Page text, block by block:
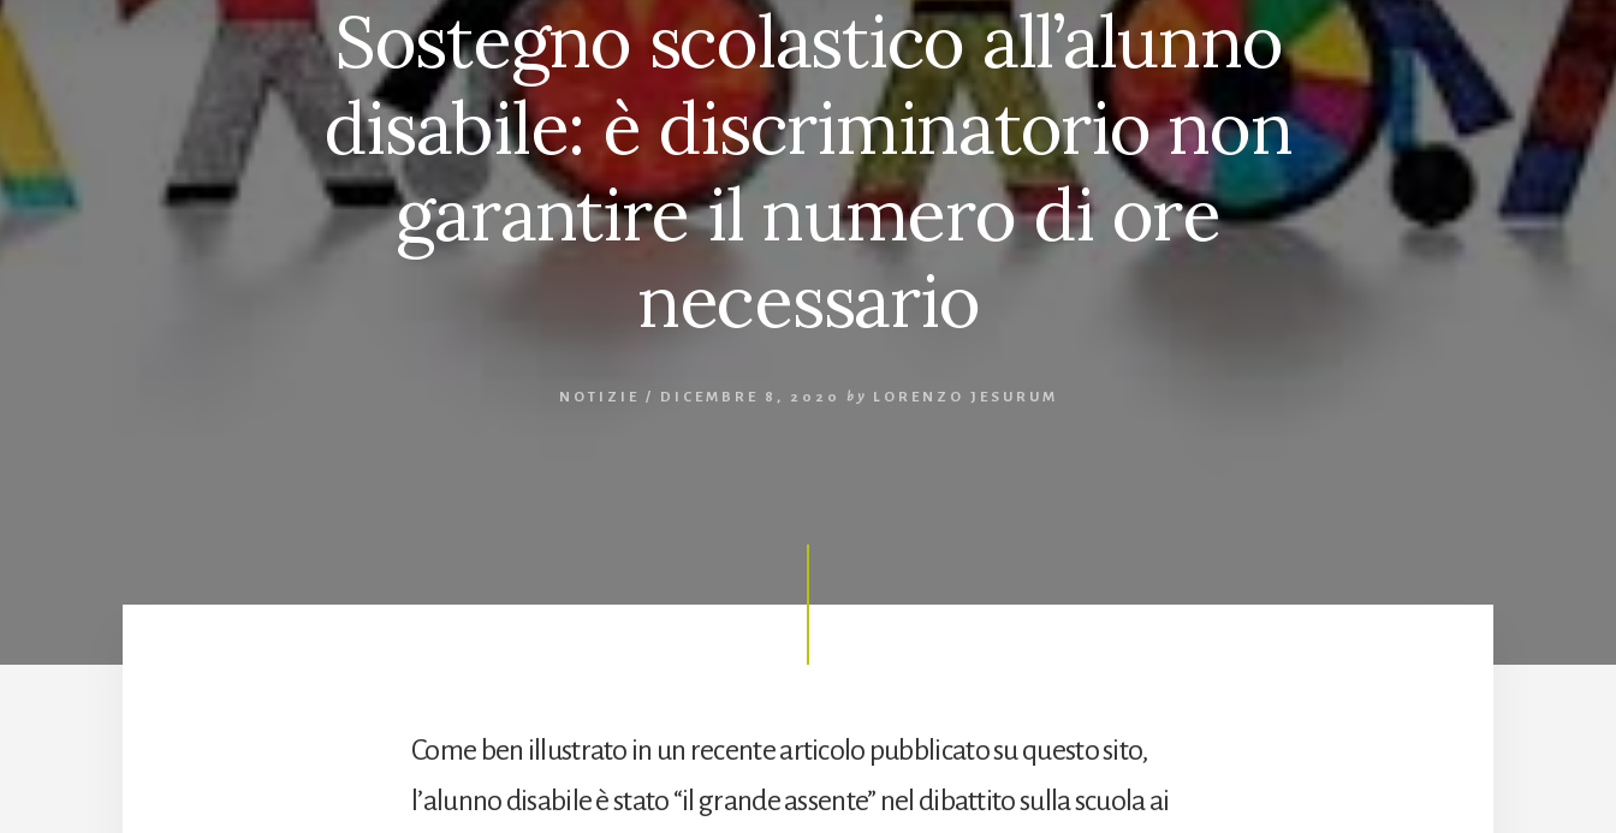
Sostegno scolastico all’alunno
disabile: è discriminatorio non
garantire il numero di ore
necessario
NOTIZIE / DICEMBRE 8, 2020 by LORENZO JESURUM
Come ben illustrato in un recente articolo pubblicato su questo sito,
l’alunno disabile è stato “il grande assente” nel dibattito sulla scuola ai